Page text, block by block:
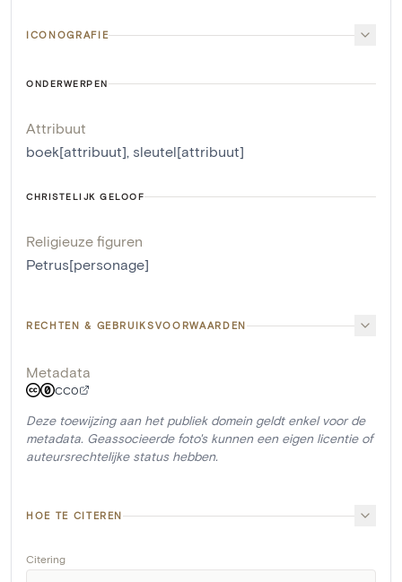
ICONOGRAFIE
ONDERWERPEN
Attribuut
boek[attribuut], sleutel[attribuut]
CHRISTELIJK GELOOF
Religieuze figuren
Petrus[personage]
RECHTEN & GEBRUIKSVOORWAARDEN
Metadata
CC0
Deze toewijzing aan het publiek domein geldt enkel voor de
metadata. Geassocieerde foto's kunnen een eigen licentie of
auteursrechtelijke status hebben.
HOE TE CITEREN
Citering